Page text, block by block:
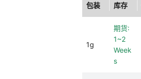
包装 库存
1g
期货:
1~2
Week
s